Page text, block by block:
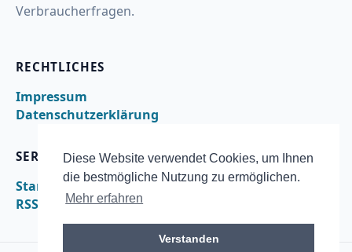
Diese Website verwendet Cookies, um Ihnen
die bestmögliche Nutzung zu ermöglichen.
Mehr erfahren
Verstanden
Verbraucherfragen.
RECHTLICHES
Impressum
Datenschutzerklärung
SERVICE
Startseite
RSS